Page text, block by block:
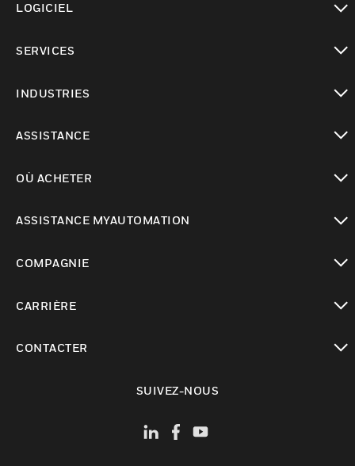
LOGICIEL
SERVICES
INDUSTRIES
ASSISTANCE
OÙ ACHETER
ASSISTANCE MYAUTOMATION
COMPAGNIE
CARRIÈRE
CONTACTER
SUIVEZ-NOUS